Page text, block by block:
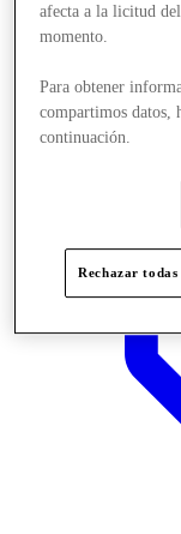
Stores
afecta a la licitud
momento.
Para obtener
compartimos datos,
continuación.
Rechazar todas